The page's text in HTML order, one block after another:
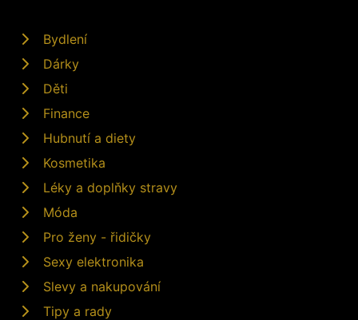
Bydlení
Dárky
Děti
Finance
Hubnutí a diety
Kosmetika
Léky a doplňky stravy
Móda
Pro ženy - řidičky
Sexy elektronika
Slevy a nakupování
Tipy a rady